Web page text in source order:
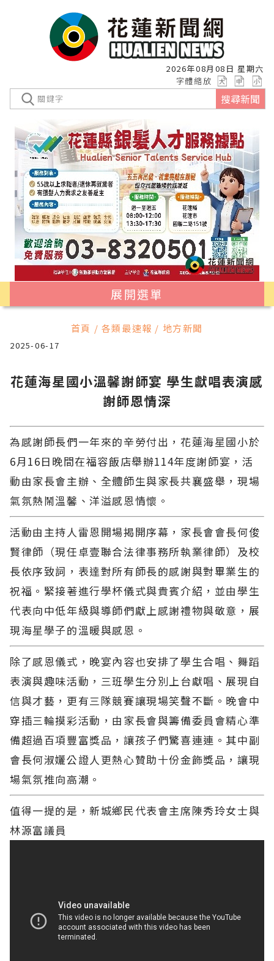
2026年08月08日 星期六
字體縮放
搜尋新聞
展開選單
首頁 / 各類最速報 / 地方新聞
2025-06-17
花蓮海星國小溫馨謝師宴 學生獻唱表演感
謝師恩情深
為感謝師長們一年來的辛勞付出，花蓮海星國小於
6月16日晚間在福容飯店舉辦114年度謝師宴，活
動由家長會主辦、全體師生與家長共襄盛舉，現場
氣氛熱鬧溫馨、洋溢感恩情懷。
活動由主持人雷恩開場揭開序幕，家長會會長何俊
賢律師（現任卓壹聯合法律事務所執業律師）及校
長依序致詞，表達對所有師長的感謝與對畢業生的
祝福。緊接著進行學杯儀式與貴賓介紹，並由學生
代表向中低年級與導師們獻上感謝禮物與敬意，展
現海星學子的溫暖與感恩。
除了感恩儀式，晚宴內容也安排了學生合唱、舞蹈
表演與趣味活動，三班學生分別上台獻唱、展現自
信與才藝，更有三隊競賽讓現場笑聲不斷。晚會中
穿插三輪摸彩活動，由家長會與籌備委員會精心準
備超過百項豐富獎品，讓孩子們驚喜連連。其中副
會長何淑孋公證人更熱心贊助十份金飾獎品，讓現
場氣氛推向高潮。
值得一提的是，新城鄉民代表會主席陳秀玲女士與
林源富議員